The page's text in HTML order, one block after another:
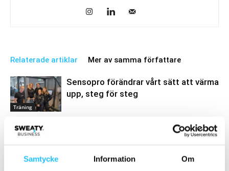
Samtycke Information Om
Relaterade artiklar Mer av samma författare
Träning
Sensopro förändrar vårt sätt att värma
upp, steg för steg
Digitalt
EGYM och Wattbike integreras – VO2
max blir en del av Cardio BioAge